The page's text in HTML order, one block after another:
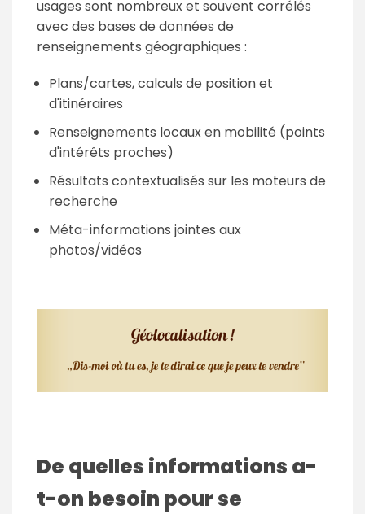
usages sont nombreux et souvent corrélés
avec des bases de données de
renseignements géographiques :
Plans/cartes, calculs de position et
d'itinéraires
Renseignements locaux en mobilité (points
d'intérêts proches)
Résultats contextualisés sur les moteurs de
recherche
Méta-informations jointes aux
photos/vidéos
De quelles informations a-
t-on besoin pour se